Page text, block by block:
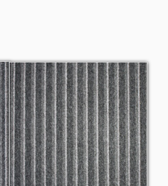
Atlantis 1802